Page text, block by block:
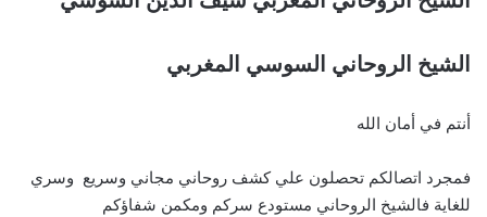
الشيخ الروحاني السوسي المغربي
أنتم في أمان الله
فمجرد اتصالكم تحصلون علي كشف روحاني مجاني وسريع وسري
للغاية فالشيخ الروحاني مستودع سركم ومكمن شفاؤكم